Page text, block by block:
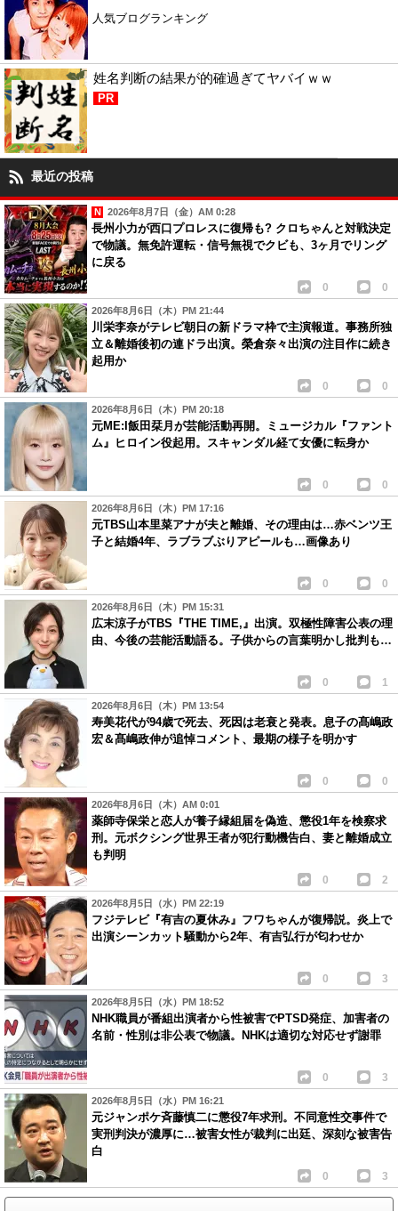
人気ブログランキング
姓名判断の結果が的確過ぎてヤバイｗｗ
PR
最近の投稿
2026年8月7日（金）AM 0:28
長州小力が西口プロレスに復帰も? クロちゃんと対戦決定
で物議。無免許運転・信号無視でクビも、3ヶ月でリング
に戻る
0 0
2026年8月6日（木）PM 21:44
川栄李奈がテレビ朝日の新ドラマ枠で主演報道。事務所独
立＆離婚後初の連ドラ出演。榮倉奈々出演の注目作に続き
起用か
0 0
2026年8月6日（木）PM 20:18
元ME:I飯田栞月が芸能活動再開。ミュージカル『ファント
ム』ヒロイン役起用。スキャンダル経て女優に転身か
0 0
2026年8月6日（木）PM 17:16
元TBS山本里菜アナが夫と離婚、その理由は…赤ベンツ王
子と結婚4年、ラブラブぶりアピールも…画像あり
0 0
2026年8月6日（木）PM 15:31
広末涼子がTBS『THE TIME,』出演。双極性障害公表の理
由、今後の芸能活動語る。子供からの言葉明かし批判も…
0 1
2026年8月6日（木）PM 13:54
寿美花代が94歳で死去、死因は老衰と発表。息子の髙嶋政
宏＆髙嶋政伸が追悼コメント、最期の様子を明かす
0 0
2026年8月6日（木）AM 0:01
薬師寺保栄と恋人が養子縁組届を偽造、懲役1年を検察求
刑。元ボクシング世界王者が犯行動機告白、妻と離婚成立
も判明
0 2
2026年8月5日（水）PM 22:19
フジテレビ『有吉の夏休み』フワちゃんが復帰説。炎上で
出演シーンカット騒動から2年、有吉弘行が匂わせか
0 3
2026年8月5日（水）PM 18:52
NHK職員が番組出演者から性被害でPTSD発症、加害者の
名前・性別は非公表で物議。NHKは適切な対応せず謝罪
0 3
2026年8月5日（水）PM 16:21
元ジャンポケ斉藤慎二に懲役7年求刑。不同意性交事件で
実刑判決が濃厚に…被害女性が裁判に出廷、深刻な被害告
白
0 3